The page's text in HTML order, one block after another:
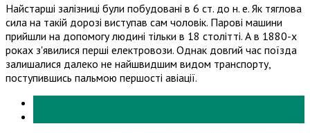
Найстарші залізниці були побудовані в 6 ст. до н. е. Як тяглова
сила на такій дорозі виступав сам чоловік. Парові машини
прийшли на допомогу людині тільки в 18 столітті. А в 1880-х
роках з'явилися перші електровози. Однак довгий час поїзда
залишалися далеко не найшвидшим видом транспорту,
поступившись пальмою першості авіації.